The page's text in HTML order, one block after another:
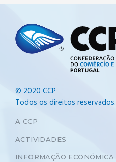
© 2020 CCP
Todos os direitos reservados.
A CCP
ACTIVIDADES
INFORMAÇÃO ECONÓMICA